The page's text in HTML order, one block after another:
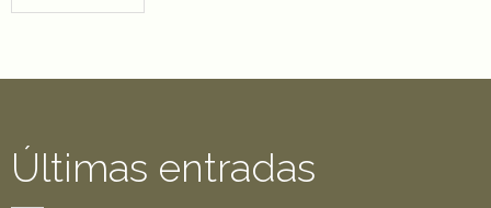
Últimas entradas